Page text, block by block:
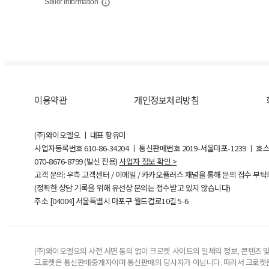
Seller Information
이용약관 개인정보처리방침
(주)와이오엘오 ㅣ 대표 황유미
사업자등록번호610-86-34204ㅣ 통신판매번호 2019-서울마포-1239 ㅣ 호
070-8676-8799 (발신 전용) 사업자 정보 확인 >
고객 문의: 우측 고객센터 / 이메일 / 카카오플러스 채널을 통해 문의 접수 부
(정확한 상담 기록을 위해 유선상 문의는 접수받고 있지 않습니다)
주소 [04004] 서울특별시 마포구 월드컵로10길5-6
(주)와이오엘오의 사전 서면 동의 없이 크로켓 사이트의 일체의 정보, 콘텐츠
크로켓은 통신판매중개자이며 통신판매의 당사자가 아닙니다. 따라서 크로